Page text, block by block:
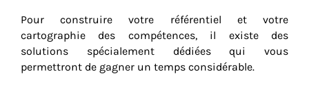
Pour construire votre référentiel et votre
cartographie des compétences, il existe des
solutions spécialement dédiées qui vous
permettront de gagner un temps considérable.